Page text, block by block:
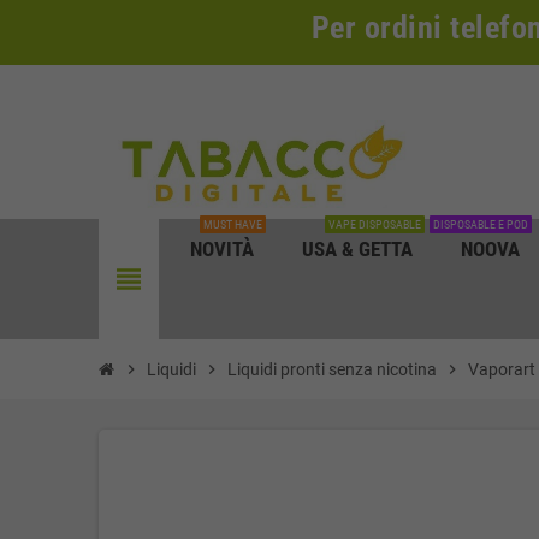
Per ordini
view_headline
NOVITÀ
MUST HAVE
USA & GETTA
VAPE DISPOSABLE
NOOVA
DISPOSABLE E POD
chevron_right Liquidi chevron_right Liquidi pronti senza nicotina chevron_right Vaporart